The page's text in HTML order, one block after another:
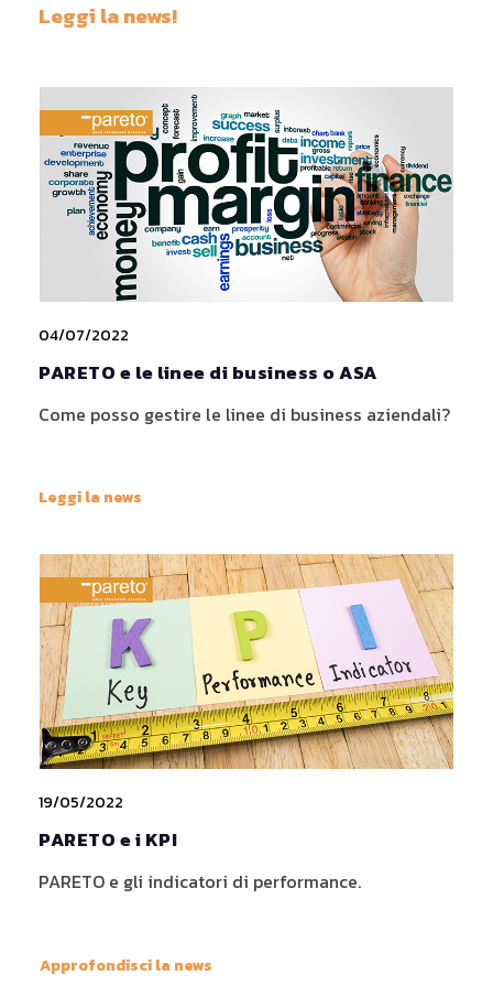
Leggi la news!
04/07/2022
PARETO e le linee di business o ASA
Come posso gestire le linee di business aziendali?
Leggi la news
19/05/2022
PARETO e i KPI
PARETO e gli indicatori di performance.
Approfondisci la news